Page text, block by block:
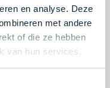
en analyse. Deze
met andere
of die ze hebben
van hun services.
Zwolle. Wij leggen jouw
met onze
en budget ook is,